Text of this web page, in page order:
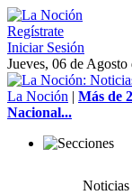
Regístrate
Iniciar Sesión
Jueves, 06 de
La Noción | Más de
Nacional...
Noticias